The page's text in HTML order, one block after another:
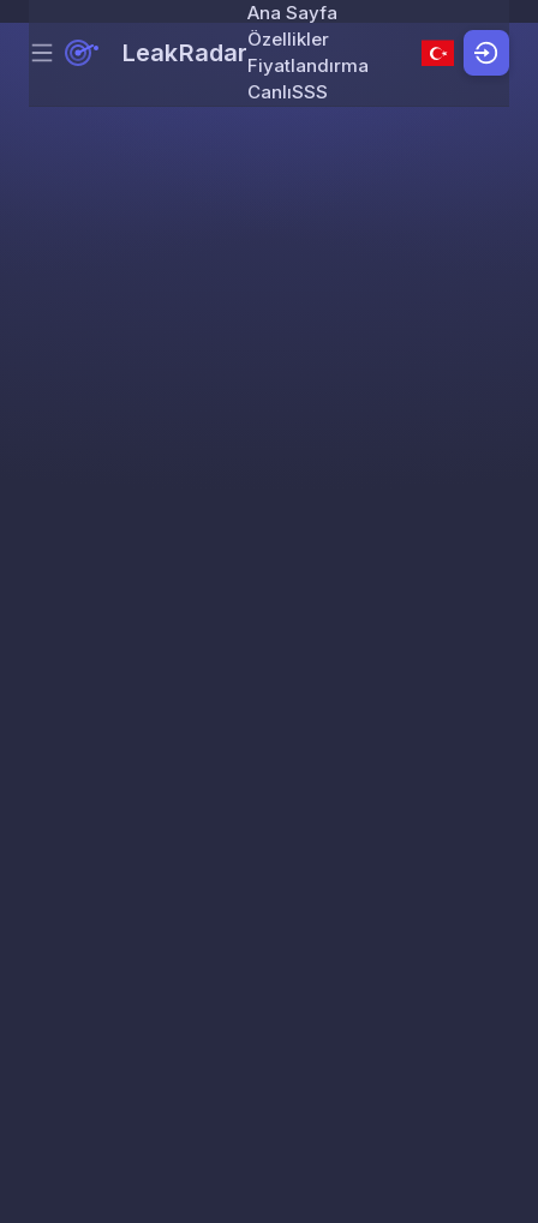
Skip to content
Menu LeakRadar
Ana Sayfa
Özellikler
Fiyatlandırma
CanlıSSS